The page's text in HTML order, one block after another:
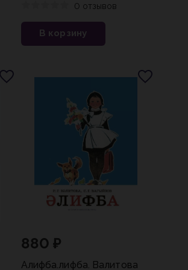
0 отзывов
В корзину
880 ₽
Алифба.Әлифба. Валитова